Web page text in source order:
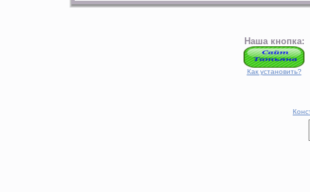
Наша кнопка:
Как установить?